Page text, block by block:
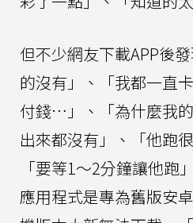
但不少網友下載APP後
的沒有」、「我都一直
付錢…」、「為什麼我
出來都沒有」、「他跑
「要等1～2分鐘讓他跑
應用程式是專為舊版安